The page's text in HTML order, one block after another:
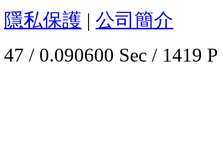
隱私保護 | 公司簡介
47 / 0.090600 Sec / 1419